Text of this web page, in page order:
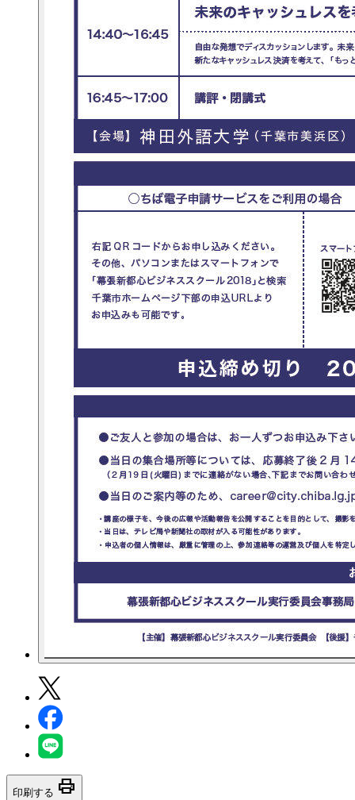
印刷する print